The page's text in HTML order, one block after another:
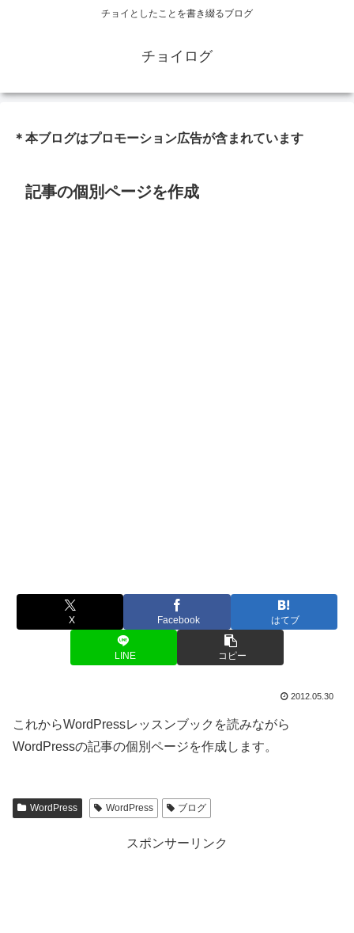
チョイとしたことを書き綴るブログ
チョイログ
＊本ブログはプロモーション広告が含まれています
記事の個別ページを作成
X Facebook はてブ
LINE コピー
2012.05.30
これからWordPressレッスンブックを読みながら
WordPressの記事の個別ページを作成します。
WordPress WordPress ブログ
スポンサーリンク